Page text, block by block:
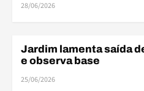
28/06/2026
BASE
Jardim lamenta saída
e observa base
25/06/2026